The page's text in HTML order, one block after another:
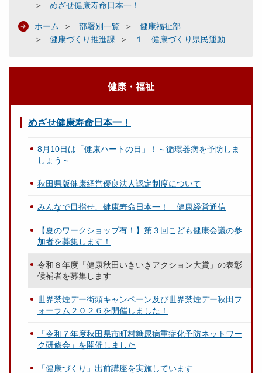
めざせ健康寿命日本一！
ホーム 部署別一覧
健康福祉部
健康づくり推進課
１ 健康づくり県民運動
健康・福祉
めざせ健康寿命日本一！
8月10日は「健康ハートの日」！～循環器病を予防しま
しょう～
秋田県版健康経営優良法人認定制度について
みんなで目指せ、健康寿命日本一！ 健康経営通信
【夏のワークショップ有！】第３回こども健康会議の参
加者を募集します！
令和８年度「健康秋田いきいきアクション大賞」の表彰
候補者を募集します
世界禁煙デー街頭キャンペーン及び世界禁煙デー秋田フ
ォーラム２０２６を開催しました！
「令和７年度秋田県市町村糖尿病重症化予防ネットワー
ク研修会」を開催しました
「健康づくり」出前講座を実施しています